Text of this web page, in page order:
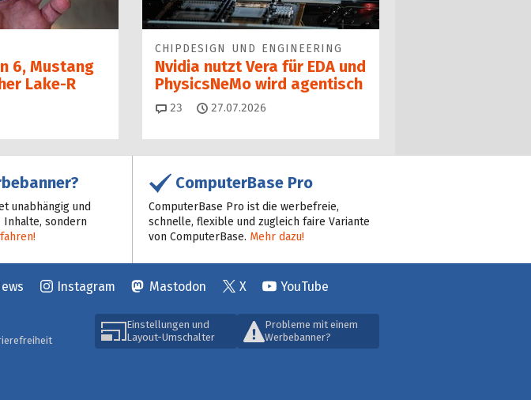
6, Mustang
Lake-R
CHIPDESIGN UND ENGINEERING
Nvidia nutzt Vera für EDA und
PhysicsNeMo wird agentisch
23 Kommentare
27.07.2026
unabhängig und
sondern
ComputerBase Pro
ComputerBase Pro ist die werbefreie,
schnelle, flexible und zugleich faire Variante
von ComputerBase. Mehr dazu!
Instagram Mastodon X YouTube
Einstellungen und
Layout-Umschalter
Probleme mit einem
Werbebanner?